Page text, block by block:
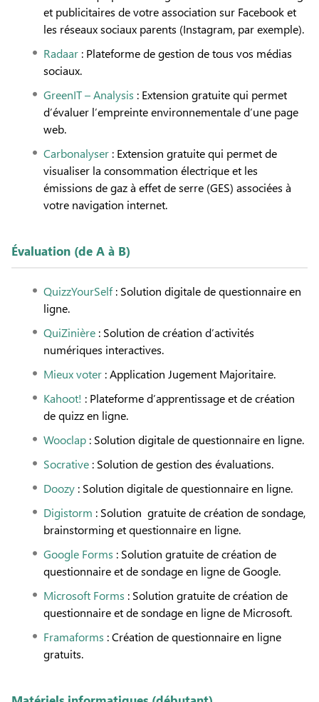
et publicitaires de votre association sur Facebook et
les réseaux sociaux parents (Instagram, par exemple).
Radaar : Plateforme de gestion de tous vos médias
sociaux.
GreenIT – Analysis : Extension gratuite qui permet
d’évaluer l’empreinte environnementale d’une page
web.
Carbonalyser : Extension gratuite qui permet de
visualiser la consommation électrique et les
émissions de gaz à effet de serre (GES) associées à
votre navigation internet.
Évaluation (de A à B)
QuizzYourSelf: Solution digitale de questionnaire en
ligne.
QuiZinière : Solution de création d’activités
numériques interactives.
Mieux voter : Application Jugement Majoritaire.
Kahoot! : Plateforme d’apprentissage et de création
de quizz en ligne.
Wooclap : Solution digitale de questionnaire en ligne.
Socrative : Solution de gestion des évaluations.
Doozy : Solution digitale de questionnaire en ligne.
Digistorm : Solution gratuite de création de sondage,
brainstorming et questionnaire en ligne.
Google Forms : Solution gratuite de création de
questionnaire et de sondage en ligne de Google.
Microsoft Forms : Solution gratuite de création de
questionnaire et de sondage en ligne de Microsoft.
Framaforms : Création de questionnaire en ligne
gratuits.